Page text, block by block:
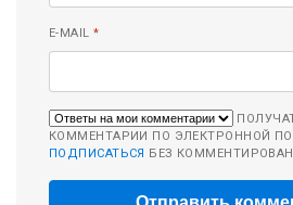
E-MAIL*
КОММЕНТАРИИ ПО ЭЛЕКТРОННОЙ
ПОДПИСАТЬСЯ БЕЗ